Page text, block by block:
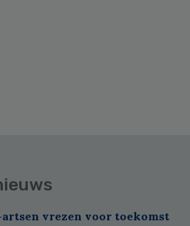
artsen vrezen voor toekomst